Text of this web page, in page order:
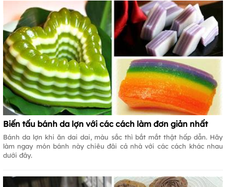
Biến tấu bánh da lợn với các cách làm đơn giản nhất
Bánh da lợn khi ăn dai dai, màu sắc thì bắt mắt thật hấp dẫn. Hãy
làm ngay món bánh này chiêu đãi cả nhà với các cách khác nhau
dưới đây.